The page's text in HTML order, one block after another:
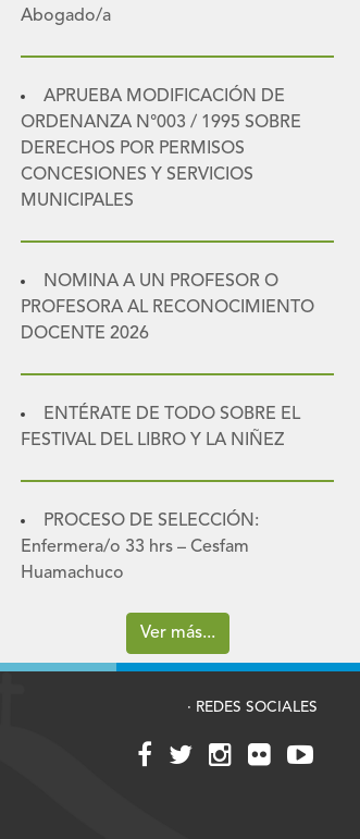
Abogado/a
APRUEBA MODIFICACIÓN DE
ORDENANZA N°003 / 1995 SOBRE
DERECHOS POR PERMISOS
CONCESIONES Y SERVICIOS
MUNICIPALES
NOMINA A UN PROFESOR O
PROFESORA AL RECONOCIMIENTO
DOCENTE 2026
ENTÉRATE DE TODO SOBRE EL
FESTIVAL DEL LIBRO Y LA NIÑEZ
PROCESO DE SELECCIÓN:
Enfermera/o 33 hrs – Cesfam
Huamachuco
Ver más...
· REDES SOCIALES